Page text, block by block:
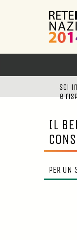
Sei in
e
IL
PER UN